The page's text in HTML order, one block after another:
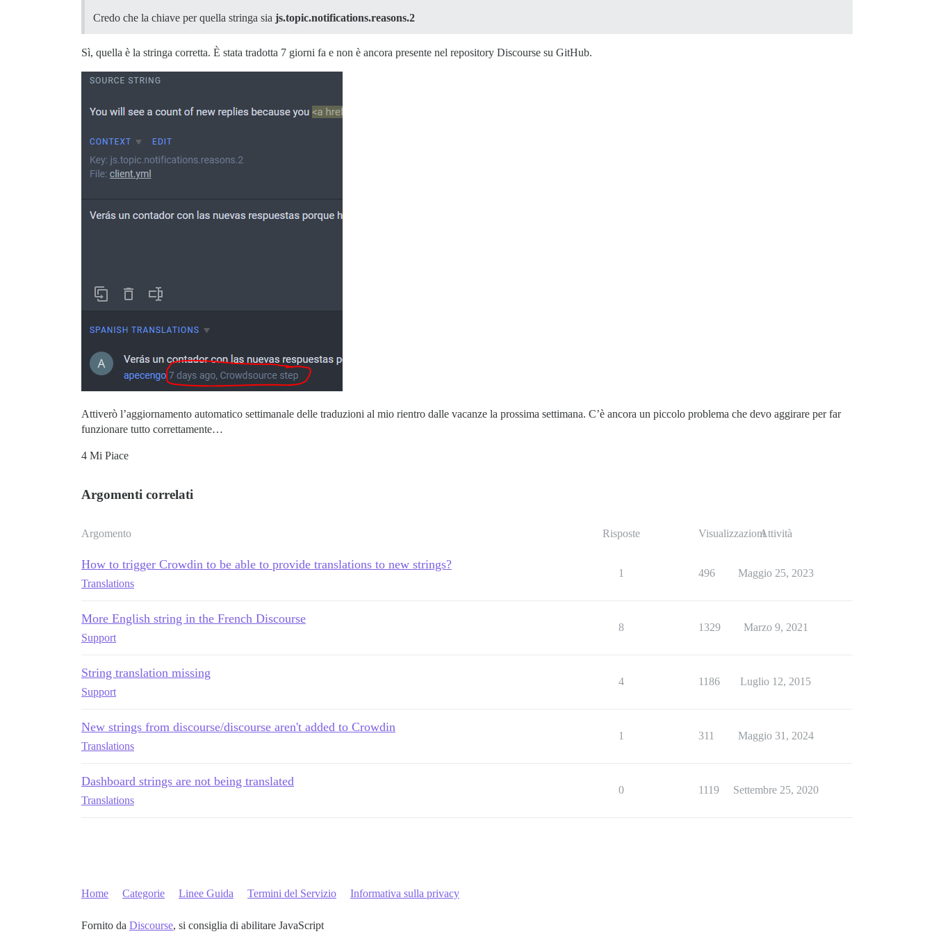
Credo che la chiave per quella stringa sia js.topic.notifications.reasons.2
Sì, quella è la stringa corretta. È stata tradotta 7 giorni fa e non è ancora presente nel repository Discourse su GitHub.
Attiverò l’aggiornamento automatico settimanale delle traduzioni al mio rientro dalle vacanze la prossima settimana. C’è ancora un piccolo problema che devo aggirare per far
funzionare tutto correttamente…
4 Mi Piace
Argomenti correlati
Argomento Risposte VisualizzazioniAttività
How to trigger Crowdin to be able to provide translations to new strings?
Translations
1 496 Maggio 25, 2023
More English string in the French Discourse
Support
8 1329 Marzo 9, 2021
String translation missing
Support
4 1186 Luglio 12, 2015
New strings from discourse/discourse aren't added to Crowdin
Translations
1 311 Maggio 31, 2024
Dashboard strings are not being translated
Translations
0 1119 Settembre 25, 2020
Home Categorie Linee Guida Termini del Servizio Informativa sulla privacy
Fornito da Discourse, si consiglia di abilitare JavaScript